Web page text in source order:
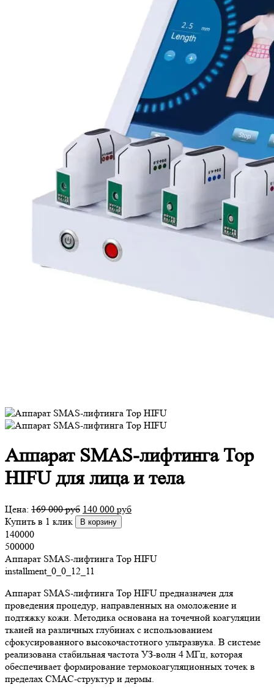
Аппарат SMAS-лифтинга Top
HIFU для лица и тела
Цена: 169 000руб 140 000 руб
Купить в 1 клик
В корзину
140000
500000
Аппарат SMAS-лифтинга Top HIFU
installment_0_0_12_11
Аппарат SMAS-лифтинга Top HIFU предназначен для
проведения процедур, направленных на омоложение и
подтяжку кожи. Методика основана на точечной коагуляции
тканей на различных глубинах с использованием
сфокусированного высокочастотного ультразвука. В системе
реализована стабильная частота УЗ-волн 4 МГц, которая
обеспечивает формирование термокоагуляционных точек в
пределах СМАС-структур и дермы.